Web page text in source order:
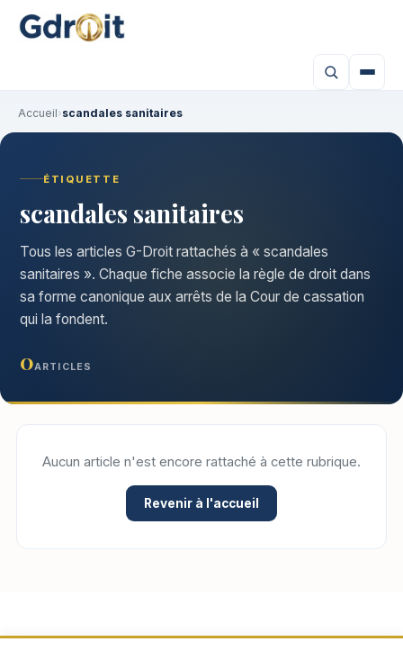
Accueil›scandales sanitaires
ÉTIQUETTE
scandales sanitaires
Tous les articles G-Droit rattachés à « scandales
sanitaires ». Chaque fiche associe la règle de droit dans
sa forme canonique aux arrêts de la Cour de cassation
qui la fondent.
0ARTICLES
Aucun article n'est encore rattaché à cette rubrique.
Revenir à l'accueil